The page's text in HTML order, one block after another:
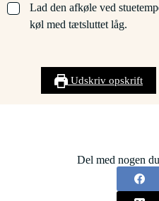
▢
Lad den afkøle ved
køl med tætsluttet låg.
Udskriv opskrift
Del med nogen